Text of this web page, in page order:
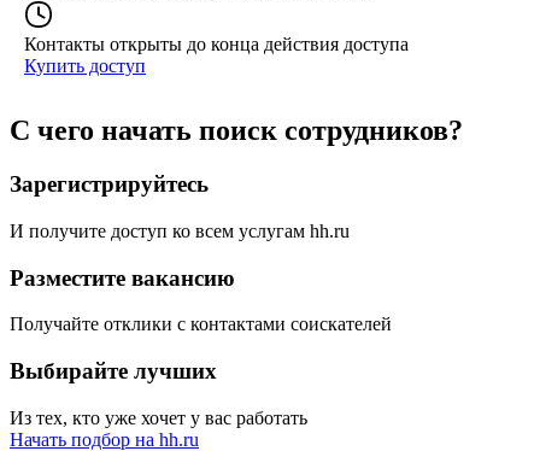
Контакты открыты до конца действия доступа
Купить доступ
С чего начать поиск сотрудников?
Зарегистрируйтесь
И получите доступ ко всем услугам hh.ru
Разместите вакансию
Получайте отклики с контактами соискателей
Выбирайте лучших
Из тех, кто уже хочет у вас работать
Начать подбор на hh.ru